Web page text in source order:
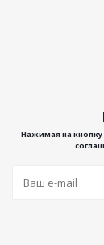
Нажимая на кнопку